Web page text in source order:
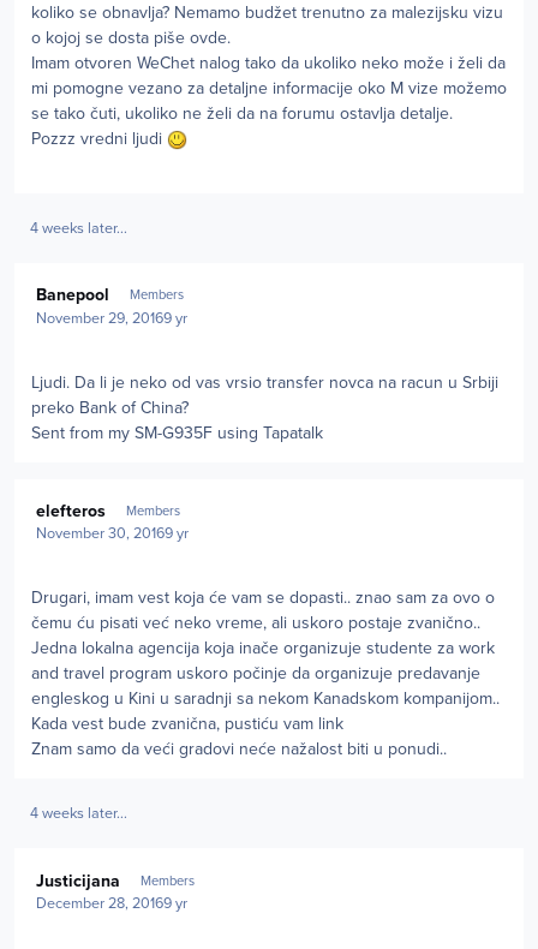
koliko se obnavlja? Nemamo budžet trenutno za malezijsku vizu
o kojoj se dosta piše ovde.
Imam otvoren WeChet nalog tako da ukoliko neko može i želi da
mi pomogne vezano za detaljne informacije oko M vize možemo
se tako čuti, ukoliko ne želi da na forumu ostavlja detalje.
Pozzz vredni ljudi
4 weeks later...
Banepool Members
November 29, 20169 yr
Ljudi. Da li je neko od vas vrsio transfer novca na racun u Srbiji
preko Bank of China?
Sent from my SM-G935F using Tapatalk
elefteros Members
November 30, 20169 yr
Drugari, imam vest koja će vam se dopasti.. znao sam za ovo o
čemu ću pisati već neko vreme, ali uskoro postaje zvanično..
Jedna lokalna agencija koja inače organizuje studente za work
and travel program uskoro počinje da organizuje predavanje
engleskog u Kini u saradnji sa nekom Kanadskom kompanijom..
Kada vest bude zvanična, pustiću vam link
Znam samo da veći gradovi neće nažalost biti u ponudi..
4 weeks later...
Justicijana Members
December 28, 20169 yr